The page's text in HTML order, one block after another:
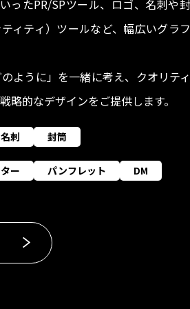
ったPR/SPツール、ロゴ、名刺や
ィティ）ツールなど、幅広いグラ
ように」を一緒に考え、クオリテ
略的なデザインをご提供します。
名刺 封筒
ー パンフレット DM